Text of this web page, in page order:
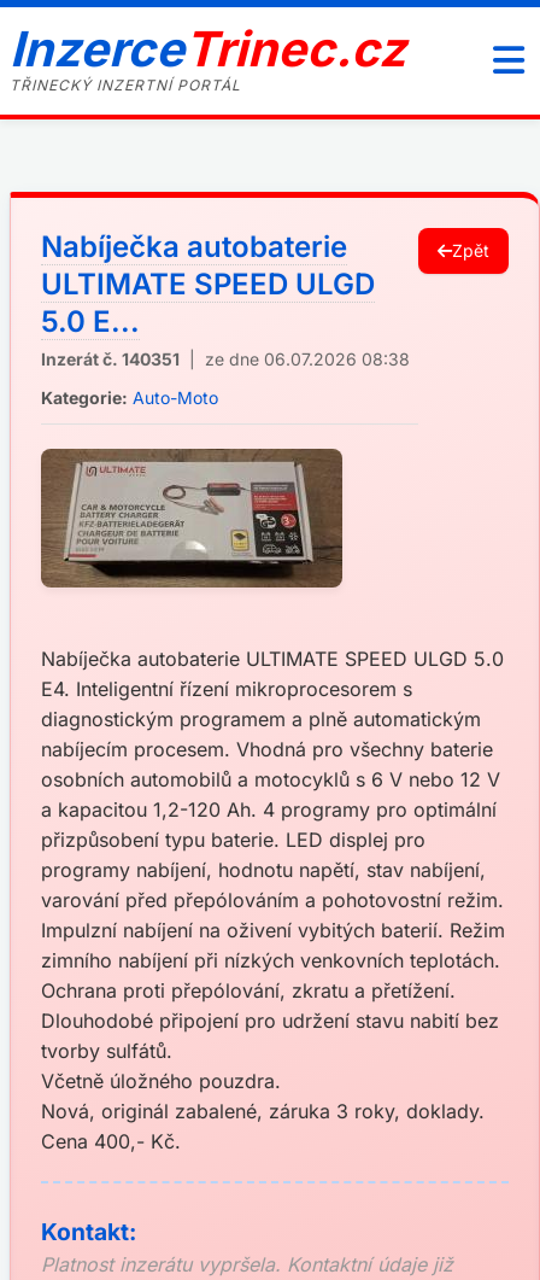
InzerceTrinec.cz
TŘINECKÝ INZERTNÍ PORTÁL
Nabíječka autobaterie
ULTIMATE SPEED ULGD
5.0 E...
Inzerát č. 140351 | ze dne 06.07.2026 08:38
Kategorie: Auto-Moto
Zpět
Nabíječka autobaterie ULTIMATE SPEED ULGD 5.0
E4. Inteligentní řízení mikroprocesorem s
diagnostickým programem a plně automatickým
nabíjecím procesem. Vhodná pro všechny baterie
osobních automobilů a motocyklů s 6 V nebo 12 V
a kapacitou 1,2-120 Ah. 4 programy pro optimální
přizpůsobení typu baterie. LED displej pro
programy nabíjení, hodnotu napětí, stav nabíjení,
varování před přepólováním a pohotovostní režim.
Impulzní nabíjení na oživení vybitých baterií. Režim
zimního nabíjení při nízkých venkovních teplotách.
Ochrana proti přepólování, zkratu a přetížení.
Dlouhodobé připojení pro udržení stavu nabití bez
tvorby sulfátů.
Včetně úložného pouzdra.
Nová, originál zabalené, záruka 3 roky, doklady.
Cena 400,- Kč.
Kontakt:
Platnost inzerátu vypršela. Kontaktní údaje již